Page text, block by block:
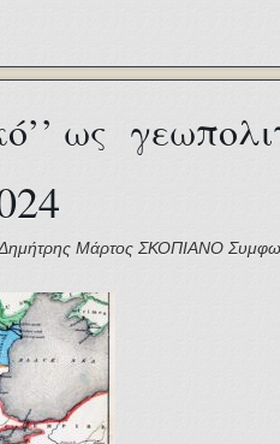
ως
Μάρτος ΣΚΟΠΙΑΝΟ